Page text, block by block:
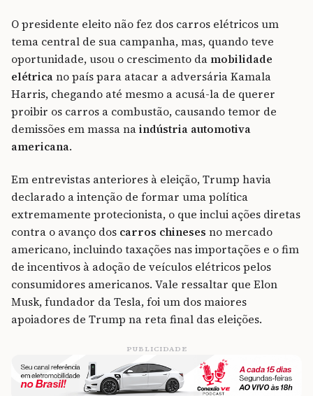
O presidente eleito não fez dos carros elétricos um
tema central de sua campanha, mas, quando teve
oportunidade, usou o crescimento da mobilidade
elétricano país para atacar a adversária Kamala
Harris, chegando até mesmo a acusá-la de querer
proibir os carros a combustão, causando temor de
demissões em massa naindústria automotiva
americana.
Em entrevistas anteriores à eleição, Trump havia
declarado a intenção de formar uma política
extremamente protecionista, o que inclui ações diretas
contra o avanço dos carros chineses no mercado
americano, incluindo taxações nas importações e o fim
de incentivos à adoção de veículos elétricos pelos
consumidores americanos. Vale ressaltar que Elon
Musk, fundador da Tesla, foi um dos maiores
apoiadores de Trump na reta final das eleições.
PUBLICIDADE